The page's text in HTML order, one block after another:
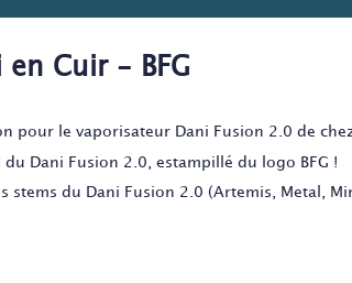
en Cuir - BFG
pour le vaporisateur Dani Fusion 2.0 de chez
Dani Fusion 2.0, estampillé du logo BFG !
stems du Dani Fusion 2.0 (Artemis, Metal,